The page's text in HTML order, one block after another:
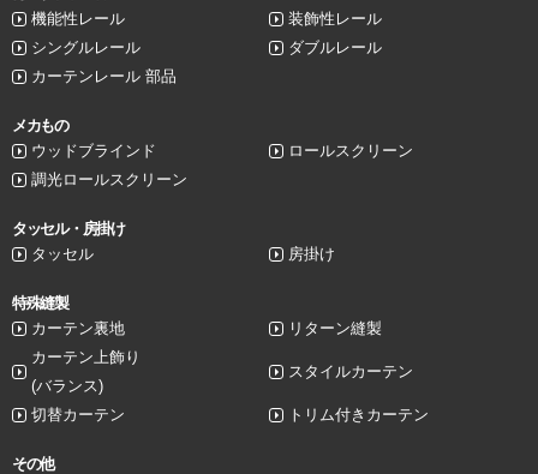
機能性レール
装飾性レール
シングルレール
ダブルレール
カーテンレール 部品
メカもの
ウッドブラインド
ロールスクリーン
調光ロールスクリーン
タッセル・房掛け
タッセル
房掛け
特殊縫製
カーテン裏地
リターン縫製
カーテン上飾り
(バランス)
スタイルカーテン
切替カーテン トリム付きカーテン
その他